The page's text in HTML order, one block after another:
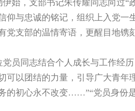
伊始，支部书记朱传耀同志向过
仰与忠诚的铭记，组织上入党一
党支部的温情寄语，更醒目地镌
党员同志结合个人成长与工作经
可以团结的力量，引导广大青
的初心永不改变……”“党员身份